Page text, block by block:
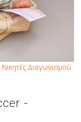
-
Νικητές Διαγωνισμού